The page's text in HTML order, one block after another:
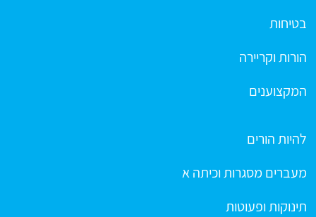
בטיחות
הורות וקריירה
המקצוענים
להיות הורים
מעברים מסגרות וכיתה א
תינוקות ופעוטות